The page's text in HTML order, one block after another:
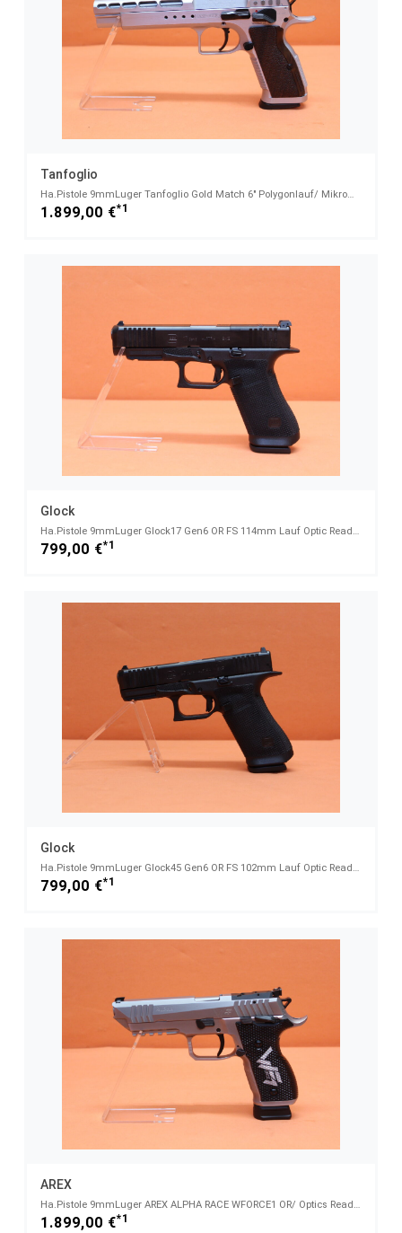
Tanfoglio
Ha.Pistole 9mmLuger Tanfoglio Gold Match 6" Polygonlauf/ Mikrometervisierung "BDS" (9mmPara/ 9x19)
1.899,00 €*1
Glock
Ha.Pistole 9mmLuger Glock17 Gen6 OR FS 114mm Lauf Optic Ready System f. Red Dot Sight (9mmPara)
799,00 €*1
Glock
Ha.Pistole 9mmLuger Glock45 Gen6 OR FS 102mm Lauf Optic Ready System f. Red Dot Sight (9mmPara)
799,00 €*1
AREX
Ha.Pistole 9mmLuger AREX ALPHA RACE WFORCE1 OR/ Optics Ready 5" Lauf/ Stainless/ 2 Reservemagazine
1.899,00 €*1